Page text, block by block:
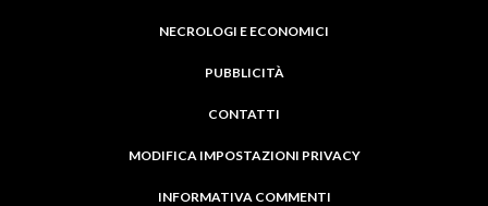
NECROLOGI E ECONOMICI
PUBBLICITÀ
CONTATTI
MODIFICA IMPOSTAZIONI PRIVACY
INFORMATIVA COMMENTI